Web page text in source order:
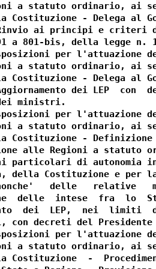
a statuto ordinario, ai
Costituzione - Delega al
ai principi e criteri
a 801-bis, della legge n.
per l'attuazione
a statuto ordinario, ai
Costituzione - Delega al
dei LEP  con
ministri.
per l'attuazione
a statuto ordinario, ai
Costituzione -
alle Regioni a statuto
particolari di autonomia
della Costituzione e per
delle   relative
delle  intese  fra  lo
dei  LEP,  nei  limiti
con decreti del
per l'attuazione
a statuto ordinario, ai
Costituzione  -